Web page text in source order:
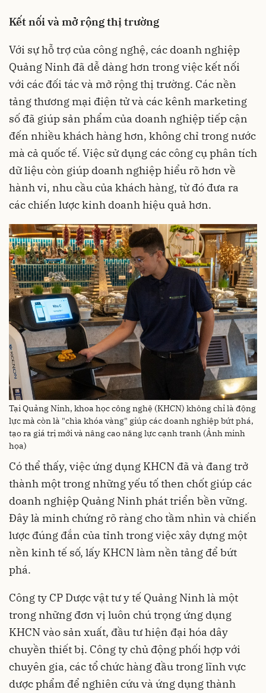
Kết nối và mở rộng thị trường
Với sự hỗ trợ của công nghệ, các doanh nghiệp
Quảng Ninh đã dễ dàng hơn trong việc kết nối
với các đối tác và mở rộng thị trường. Các nền
tảng thương mại điện tử và các kênh marketing
số đã giúp sản phẩm của doanh nghiệp tiếp cận
đến nhiều khách hàng hơn, không chỉ trong nước
mà cả quốc tế. Việc sử dụng các công cụ phân tích
dữ liệu còn giúp doanh nghiệp hiểu rõ hơn về
hành vi, nhu cầu của khách hàng, từ đó đưa ra
các chiến lược kinh doanh hiệu quả hơn.
Tại Quảng Ninh, khoa học công nghệ (KHCN) không chỉ là động
lực mà còn là "chìa khóa vàng" giúp các doanh nghiệp bứt phá,
tạo ra giá trị mới và nâng cao năng lực cạnh tranh (Ảnh minh
họa)
Có thể thấy, việc ứng dụng KHCN đã và đang trở
thành một trong những yếu tố then chốt giúp các
doanh nghiệp Quảng Ninh phát triển bền vững.
Đây là minh chứng rõ ràng cho tầm nhìn và chiến
lược đúng đắn của tỉnh trong việc xây dựng một
nền kinh tế số, lấy KHCN làm nền tảng để bứt
phá.
Công ty CP Dược vật tư y tế Quảng Ninh là một
trong những đơn vị luôn chú trọng ứng dụng
KHCN vào sản xuất, đầu tư hiện đại hóa dây
chuyền thiết bị. Công ty chủ động phối hợp với
chuyên gia, các tổ chức hàng đầu trong lĩnh vực
dược phẩm để nghiên cứu và ứng dụng thành